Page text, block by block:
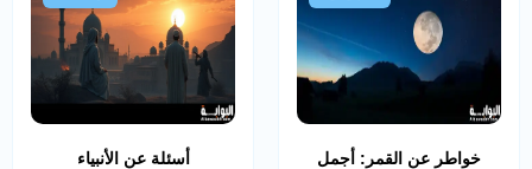
خواطر عن القمر: أجمل
أسئلة عن الأنبياء